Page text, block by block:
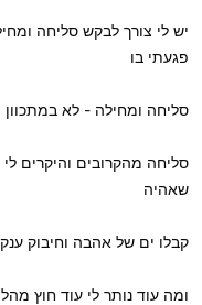
יש לי צורך לבקש סליחה
פגעתי בו
סליחה ומחילה - לא
סליחה מהקרובים והיקרים
שאהיה
קבלו ים של אהבה וחיבוק ענק
ומה עוד נותר לי עוד חוץ